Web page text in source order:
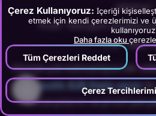
Çerez Kullanıyoruz: İçeriği
etmek için kendi çerezlerimizi ve
Daha fazla oku
Tüm Çerezleri Reddet
Çerez
ediyoruz.”
•Proof: “Dönüşüm
•CTA: “Teklif:
Hizmet çok katmanlıysa tek
episodik B2B Reels serisi
senaryolarını ve proof